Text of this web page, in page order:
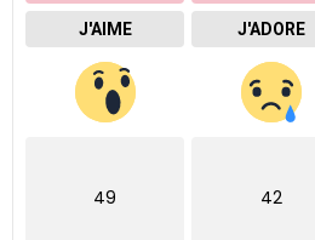
J'AIME J'ADORE
49 42